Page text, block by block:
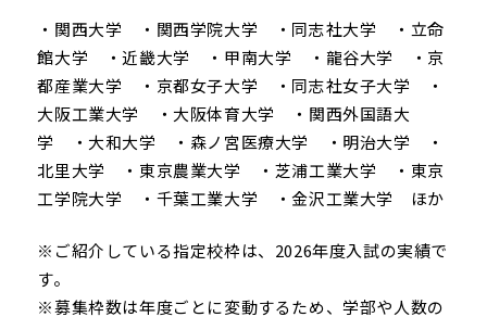
・関西大学 ・関西学院大学 ・同志社大学 ・立命
館大学 ・近畿大学 ・甲南大学 ・龍谷大学 ・京
都産業大学 ・京都女子大学 ・同志社女子大学 ・
大阪工業大学 ・大阪体育大学 ・関西外国語大
学 ・大和大学 ・森ノ宮医療大学 ・明治大学 ・
北里大学 ・東京農業大学 ・芝浦工業大学 ・東京
工学院大学 ・千葉工業大学 ・金沢工業大学 ほか
※ご紹介している指定校枠は、2026年度入試の実績で
す。
※募集枠数は年度ごとに変動するため、学部や人数の